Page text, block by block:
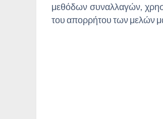
μεθόδων συναλλαγών,
του απορρήτου των μελών